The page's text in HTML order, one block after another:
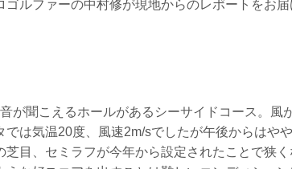
ルファーの中村修が現地からのレポートをお届
が聞こえるホールがあるシーサイドコース。風
では気温20度、風速2m/sでしたが午後からはや
芝目、セミラフが今年から設定されたことで狭